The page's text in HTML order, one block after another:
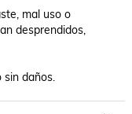
mal uso o
desprendidos,
sin daños.